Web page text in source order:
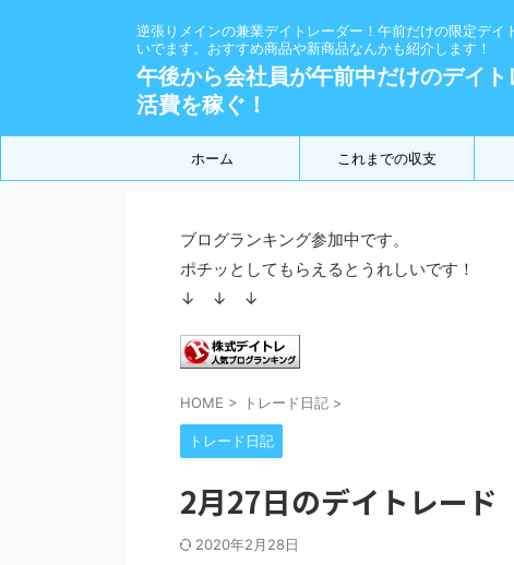
逆張りメインの兼業デイトレーダー！午前だけの限定デイ
いでます。おすすめ商品や新商品なんかも紹介します！
午後から会社員が午前中だけのデイ
活費を稼ぐ！
ホーム これまでの収支
ブログランキング参加中です。
ポチッとしてもらえるとうれしいです！
↓ ↓ ↓
HOME > トレード日記 >
トレード日記
2月27日のデイトレー
2020年2月28日